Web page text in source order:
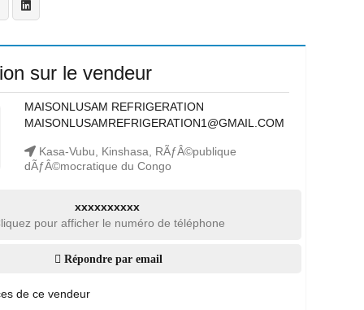
sur le vendeur
MAISONLUSAM REFRIGERATION
MAISONLUSAMREFRIGERATION1@GMAIL.COM
Kasa-Vubu, Kinshasa, RÃƒÂ©publique
dÃƒÂ©mocratique du Congo
xxxxxxxxxx
pour afficher le numéro de téléphone
Répondre par email
de ce vendeur